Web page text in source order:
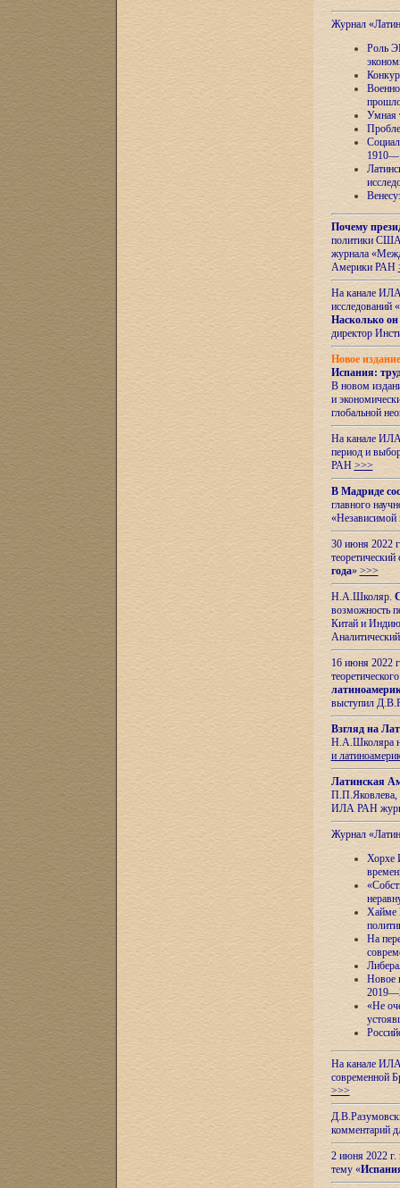
Журнал
Роль
Умная
Почему
политики США
журнала
Америки РАН
На канале ИЛА
исследований «
Насколько он
директор
Новое
Испания:
В новом
и
глобальной
На канале
период и
РАН >>>
В Мадриде
главного
«Независимой
30 июня 2022
года» >>>
Н.А.Школяр.
возможность
Китай и
16 июня 2022
выступил
Взгляд на
Н.А.Школяра
и
Латинская
П.П.Яковлева,
ИЛА РАН
Журнал
Хорхе
Хайме
На
Новое
«Не
На канале ИЛА
современной
>>>
комментарий
2 июня 2022 г.
тему «